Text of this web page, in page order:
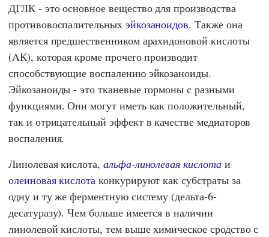
ДГЛК - это основное вещество для производства
противовоспалительных эйкозаноидов. Также она
является предшественником арахидоновой кислоты
(AК), которая кроме прочего производит
способствующие воспалению эйкозаноиды.
Эйкозаноиды - это тканевые гормоны с разными
функциями. Они могут иметь как положительный,
так и отрицательный эффект в качестве медиаторов
воспаления.
Линолевая кислота, альфа-линолевая кислотаи
олеиновая кислота конкурируют как субстраты за
одну и ту же ферментную систему (дельта-6-
десатуразу). Чем больше имеется в наличии
линолевой кислоты, тем выше химическое сродство с